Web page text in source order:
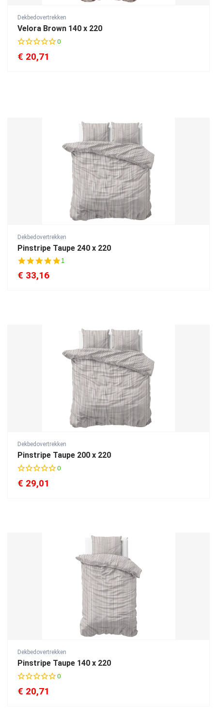
Dekbedovertrekken
Velora Brown 140 x 220
0
€ 20,71
Dekbedovertrekken
Pinstripe Taupe 240 x 220
5
n
1
€ 33,16
Dekbedovertrekken
Pinstripe Taupe 200 x 220
0
€ 29,01
Dekbedovertrekken
Pinstripe Taupe 140 x 220
0
€ 20,71